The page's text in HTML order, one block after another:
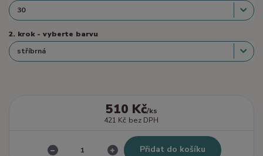
2. krok - vyberte barvu
510 Kč/ks
421 Kč bez DPH
Přidat do košíku